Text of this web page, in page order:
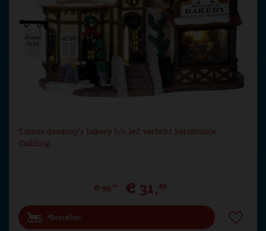
Lemax devaney's bakery b/o led verlicht kersthuisje
Cadding…
€ 34,99 € 31,49
Bestellen